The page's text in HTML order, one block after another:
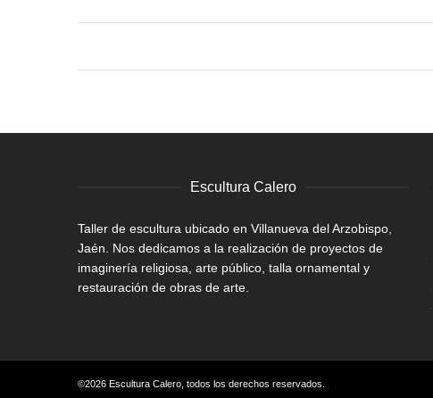
Escultura Calero
Taller de escultura ubicado en Villanueva del Arzobispo,
Jaén. Nos dedicamos a la realización de proyectos de
imaginería religiosa, arte público, talla ornamental y
restauración de obras de arte.
©2026 Escultura Calero, todos los derechos reservados.